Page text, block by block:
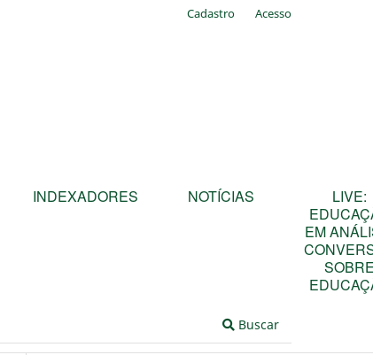
INDEXADORES NOTÍCIAS
LIVE:
EM
Buscar
Cadastro Acesso